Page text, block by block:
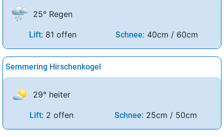
25° Regen
Lift: 81 offen Schnee: 40cm / 60cm
Semmering Hirschenkogel
29° heiter
Lift: 2 offen Schnee: 25cm / 50cm